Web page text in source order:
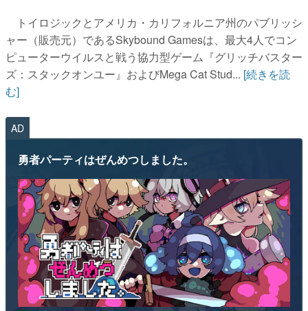
トイロジックとアメリカ・カリフォルニア州のパブリッシ
ャー（販売元）であるSkybound Gamesは、最大4人でコン
ピューターウイルスと戦う協力型ゲーム『グリッチバスター
ズ：スタックオンユー』およびMega Cat Stud... [続きを読
む]
AD
勇者パーティはぜんめつしました。